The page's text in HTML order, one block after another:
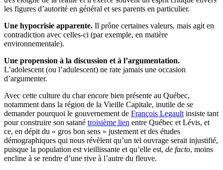
les figures d’autorité en général et ses parents en particulier.
Une hypocrisie apparente. Il prône certaines valeurs, mais agit en
contradiction avec celles-ci (par exemple, en matière
environnementale).
Une propension à la discussion et à l’argumentation.
L’adolescent (ou l’adulescent) ne rate jamais une occasion
d’argumenter.
Avec cette culture du char encore bien présente au Québec,
notamment dans la région de la Vieille Capitale, inutile de se
demander pourquoi le gouvernement de François Legault insiste tant
pour construire son satané troisième lien entre Québec et Lévis, et
ce, en dépit du « gros bon sens » justement et des études
démographiques qui nous révèlent qu’un tel ouvrage serait injustifié,
puisque la population est vieillissante et qu’elle est, de facto, moins
encline à se rendre d’une rive à l’autre du fleuve.